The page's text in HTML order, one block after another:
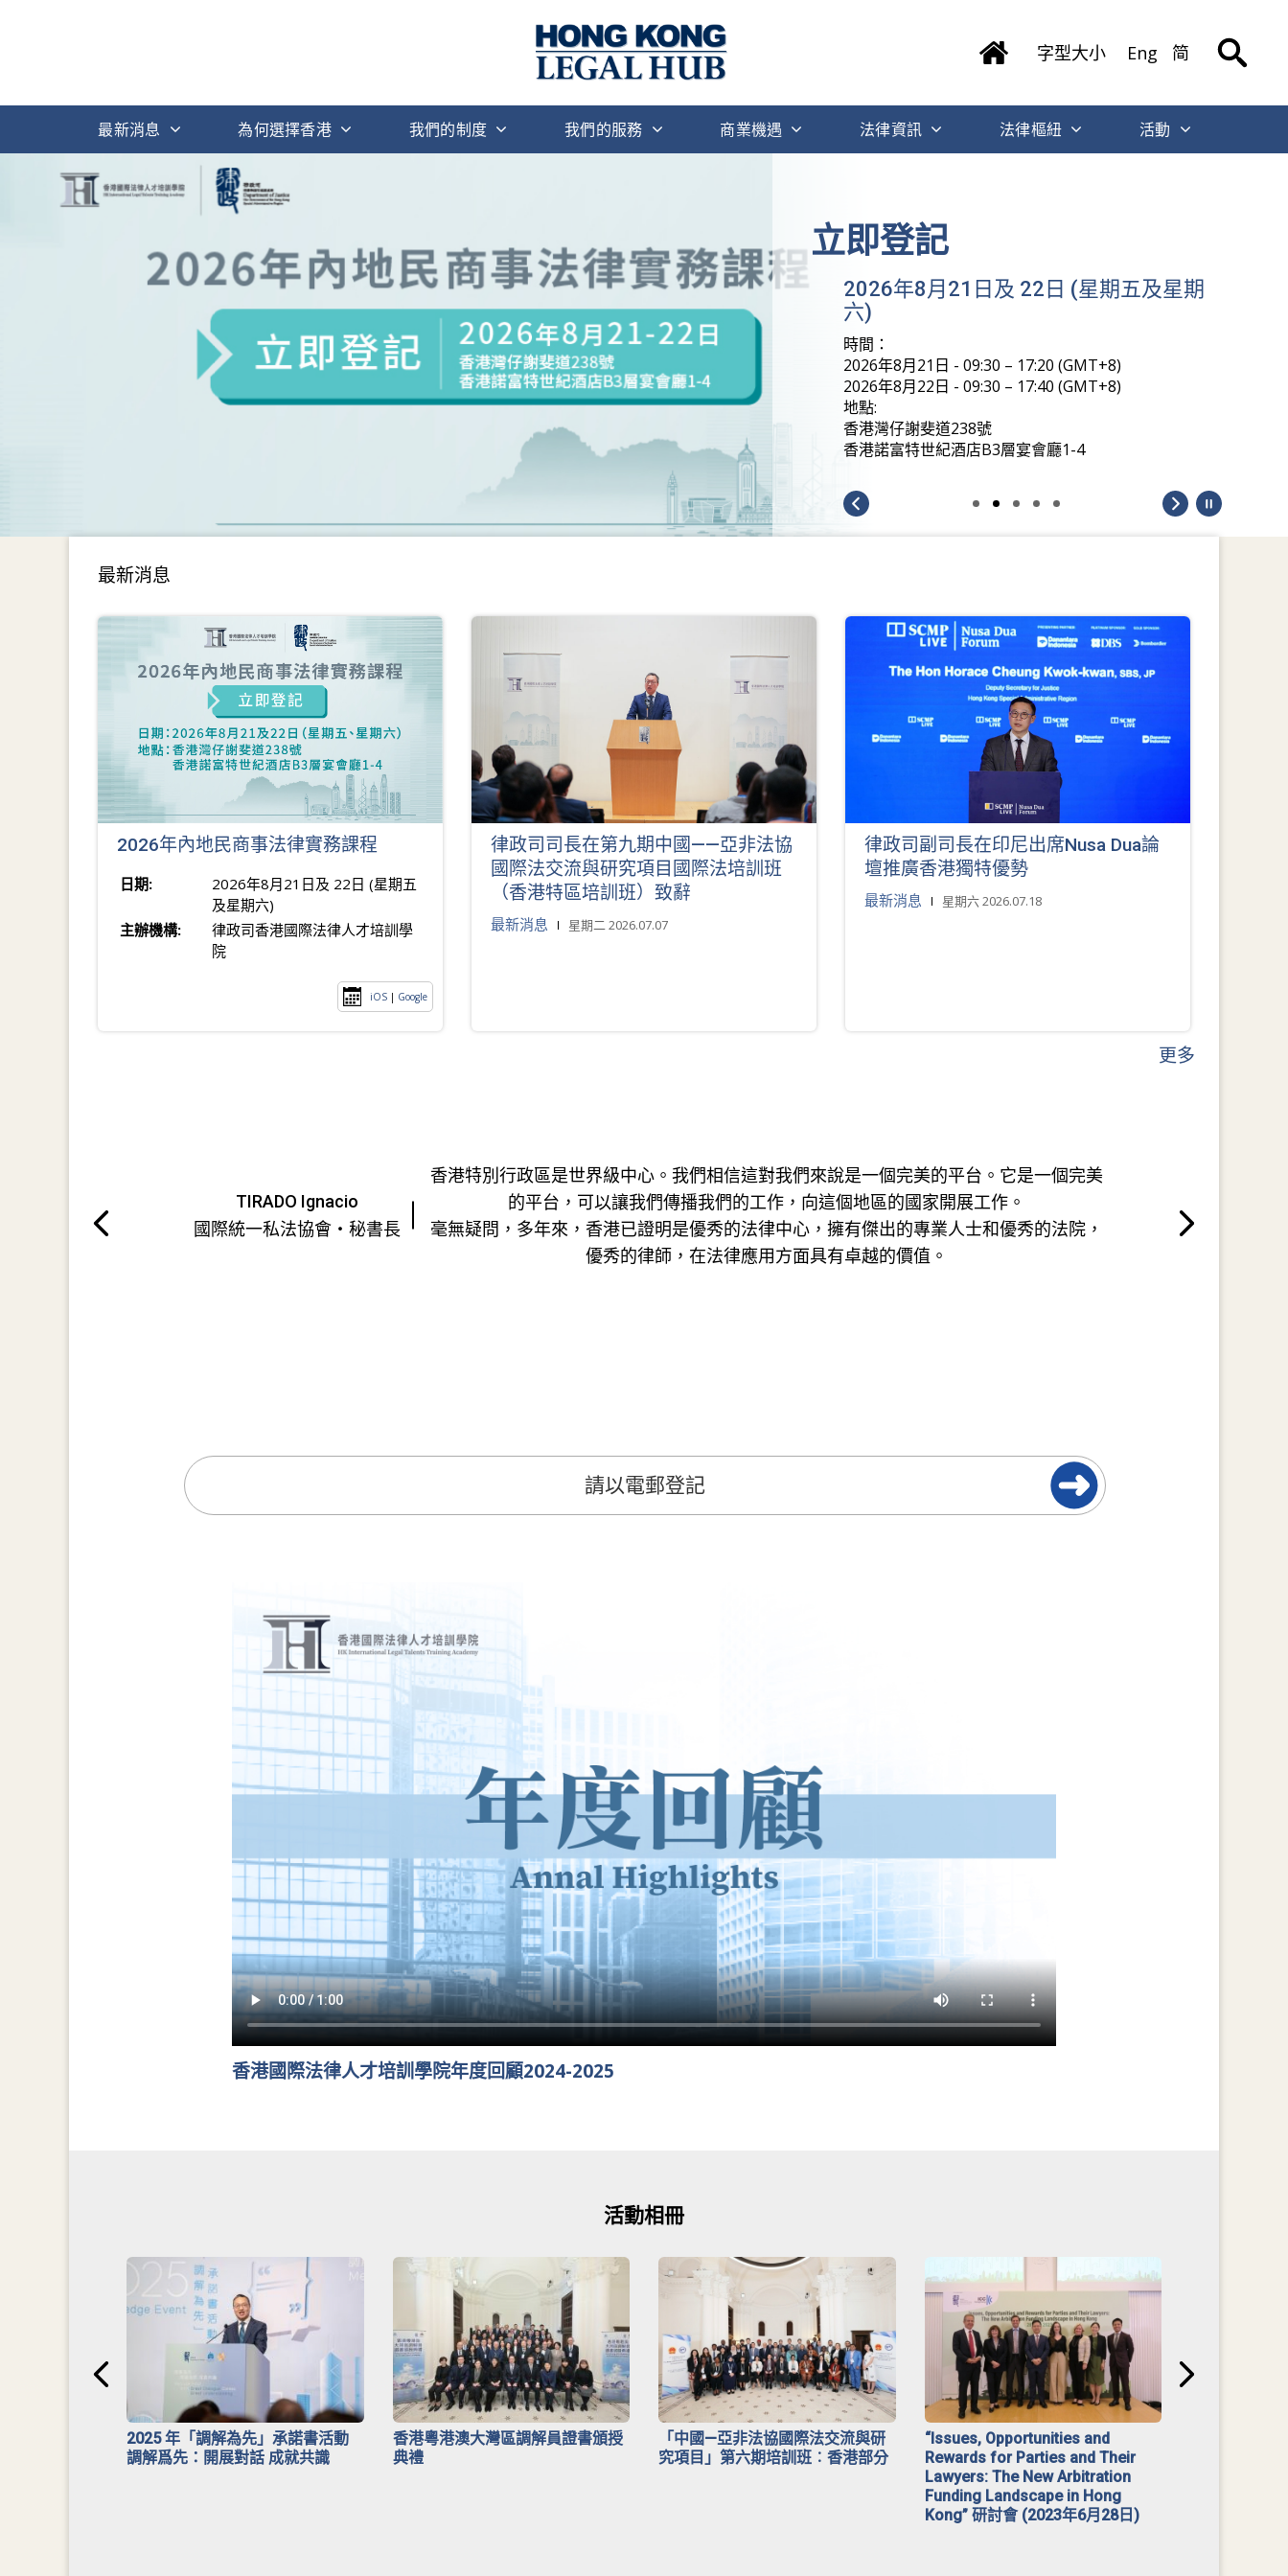
字型大小 Eng 简
最新消息 為何選擇香港 我們的制度 我們的服務 商業機遇 法律資訊 法律樞紐 活動
立即登記
2026年8月21日及 22日 (星期五及星期
六)
時間：
2026年8月21日 - 09:30 – 17:20 (GMT+8)
2026年8月22日 - 09:30 – 17:40 (GMT+8)
地點:
香港灣仔謝斐道238號
香港諾富特世紀酒店B3層宴會廳1-4
最新消息
2026年內地民商事法律實務課程
日期:
2026年8月21日及 22日 (星期五
及星期六)
主辦機構:
律政司香港國際法律人才培訓學
院
iOS | Google
律政司司長在第九期中國——亞非法協
國際法交流與研究項目國際法培訓班
（香港特區培訓班）致辭
最新消息 星期二 2026.07.07
律政司副司長在印尼出席Nusa Dua論
壇推廣香港獨特優勢
最新消息 星期六 2026.07.18
更多
TIRADO Ignacio
國際統一私法協會・秘書長
香港特別行政區是世界級中心。我們相信這對我們來說是一個完美的平台。它是一個完美
的平台，可以讓我們傳播我們的工作，向這個地區的國家開展工作。
毫無疑問，多年來，香港已證明是優秀的法律中心，擁有傑出的專業人士和優秀的法院，
優秀的律師，在法律應用方面具有卓越的價值。
香港國際法律人才培訓學院年度回顧2024-2025
活動相冊
2025 年「調解為先」承諾書活動
調解爲先：開展對話 成就共識
香港粵港澳大灣區調解員證書頒授
典禮
「中國—亞非法協國際法交流與研
究項目」第六期培訓班︰香港部分
“Issues, Opportunities and
Rewards for Parties and Their
Lawyers: The New Arbitration
Funding Landscape in Hong
Kong” 研討會 (2023年6月28日)